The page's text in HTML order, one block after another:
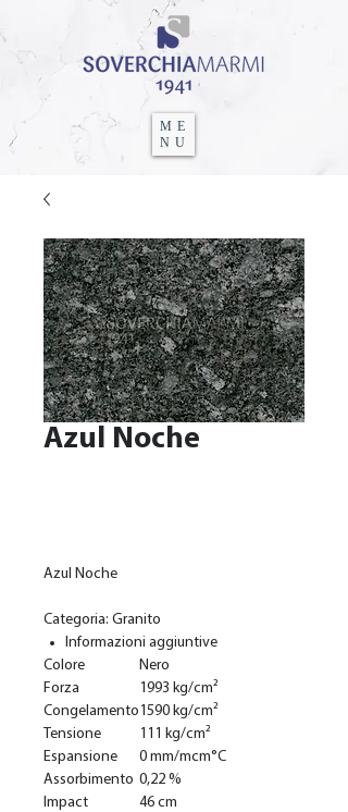
ME
NU
Azul Noche
Azul Noche
Categoria: Granito
Informazioni aggiuntive
Colore
Nero
Forza
1993 kg/cm²
Congelamento 1590 kg/cm²
Tensione
111 kg/cm²
Espansione
0 mm/mcm°C
Assorbimento 0,22 %
Impact
46 cm